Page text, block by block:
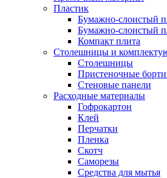
Пластик
Бумажно-слоистый
Бумажно-слоистый
Компакт плита
Столешницы и
Столешницы
Пристеночные
Стеновые панели
Расходные материалы
Гофрокартон
Клей
Перчатки
Пленка
Скотч
Саморезы
Средства для мытья